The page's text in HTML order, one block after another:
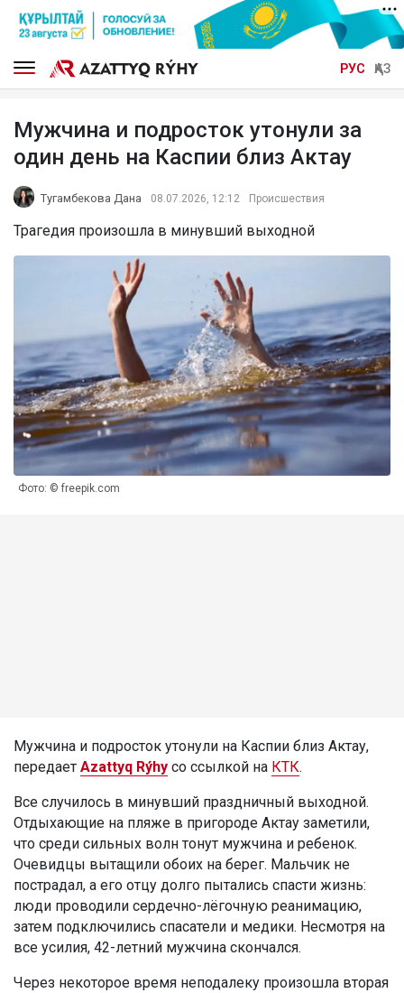
РУС ҚАЗ
Мужчина и подросток утонули за
один день на Каспии близ Актау
Тугамбекова Дана 08.07.2026, 12:12 Происшествия
Трагедия произошла в минувший выходной
Фото: © freepik.com
Мужчина и подросток утонули на Каспии близ Актау,
передает Azattyq Rýhy со ссылкой на КТК.
Все случилось в минувший праздничный выходной.
Отдыхающие на пляже в пригороде Актау заметили,
что среди сильных волн тонут мужчина и ребенок.
Очевидцы вытащили обоих на берег. Мальчик не
пострадал, а его отцу долго пытались спасти жизнь:
люди проводили сердечно-лёгочную реанимацию,
затем подключились спасатели и медики. Несмотря на
все усилия, 42-летний мужчина скончался.
Через некоторое время неподалеку произошла вторая